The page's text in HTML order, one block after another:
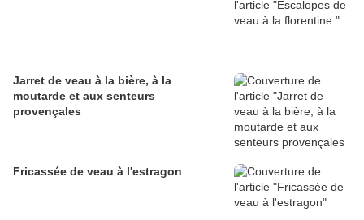
Jarret de veau à la bière, à la
moutarde et aux senteurs
provençales
Fricassée de veau à l'estragon